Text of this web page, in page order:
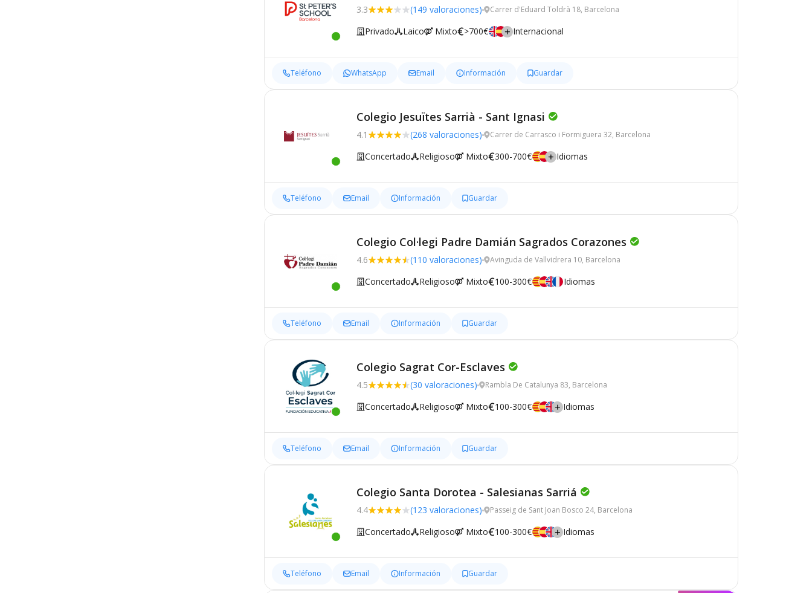
3.3 (149 valoraciones) Carrer d'Eduard Toldrà 18, Barcelona
Privado Laico Mixto >700€ Internacional
Teléfono WhatsApp Email Información Guardar
Colegio Jesuïtes Sarrià - Sant Ignasi
4.1 (268 valoraciones) Carrer de Carrasco i Formiguera 32, Barcelona
Concertado Religioso Mixto 300-700€ Idiomas
Teléfono Email Información Guardar
Colegio Col·legi Padre Damián Sagrados Corazones
4.6 (110 valoraciones) Avinguda de Vallvidrera 10, Barcelona
Concertado Religioso Mixto 100-300€ Idiomas
Teléfono Email Información Guardar
Colegio Sagrat Cor-Esclaves
4.5 (30 valoraciones) Rambla De Catalunya 83, Barcelona
Concertado Religioso Mixto 100-300€ Idiomas
Teléfono Email Información Guardar
Colegio Santa Dorotea - Salesianas Sarriá
4.4 (123 valoraciones) Passeig de Sant Joan Bosco 24, Barcelona
Concertado Religioso Mixto 100-300€ Idiomas
Teléfono Email Información Guardar